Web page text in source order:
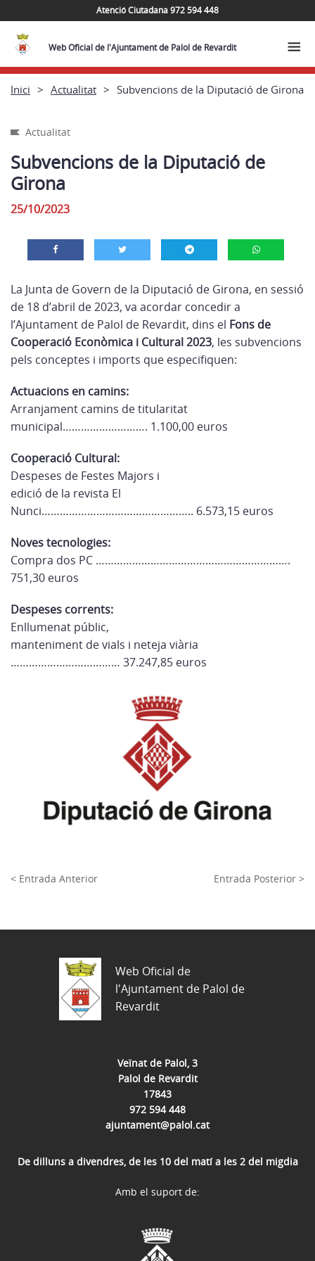
Atenció Ciutadana 972 594 448
Web Oficial de l'Ajuntament de Palol de Revardit
Inici Actualitat Subvencions de la Diputació de Girona
Actualitat
Subvencions de la Diputació de
Girona
25/10/2023
La Junta de Govern de la Diputació de Girona, en sessió
de 18 d’abril de 2023, va acordar concedir a
l’Ajuntament de Palol de Revardit, dins el Fons de
Cooperació Econòmica i Cultural 2023, les subvencions
pels conceptes i imports que especifiquen:
Actuacions en camins:
Arranjament camins de titularitat
municipal………………………. 1.100,00 euros
Cooperació Cultural:
Despeses de Festes Majors i
edició de la revista El
Nunci………………………………………….. 6.573,15 euros
Noves tecnologies:
Compra dos PC ……………………………………………………….
751,30 euros
Despeses corrents:
Enllumenat públic,
manteniment de vials i neteja viària
……………………………… 37.247,85 euros
< Entrada Anterior Entrada Posterior >
Veïnat de Palol, 3
Palol de Revardit
17843
972 594 448
ajuntament@palol.cat
De dilluns a divendres, de les 10 del matí a les 2 del migdia
Web Oficial de
l'Ajuntament de Palol de
Revardit
Amb el suport de: